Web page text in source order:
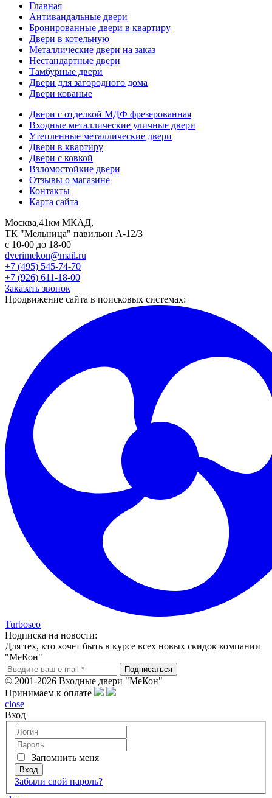
Главная
Антивандальные двери
Бронированные двери в квартиру
Двери в котельную
Металлические двери на заказ
Нестандартные двери
Тамбурные двери
Двери для загородного дома
Двери кованые
Двери с отделкой МДФ фрезерованная
Входные металлические уличные двери
Утепленные металлические двери
Двери в квартиру
Двери с ковкой
Взломостойкие двери
Отзывы о магазине
Контакты
Карта сайта
Москва,41км МКАД,
ТК "Мельница" павильон А-12/3
с 10-00 до 18-00
dverimekon@mail.ru
+7 (495) 545-74-70
+7 (926) 611-18-00
Заказать звонок
Продвижение сайта в поисковых системах:
Turboseo
Подписка на новости:
Для тех, кто хочет быть в курсе всех новых скидок компании
"МеКон"
© 2001-2026 Входные двери "МеКон"
Принимаем к оплате
close
Вход
Запомнить меня
Забыли свой пароль?